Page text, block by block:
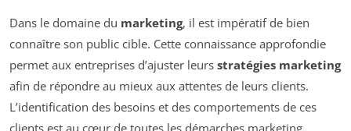
Dans le domaine du marketing, il est impératif de bien
connaître son public cible. Cette connaissance approfondie
permet aux entreprises d’ajuster leurs stratégies marketing
afin de répondre au mieux aux attentes de leurs clients.
L’identification des besoins et des comportements de ces
clients est au cœur de toutes les démarches marketing.